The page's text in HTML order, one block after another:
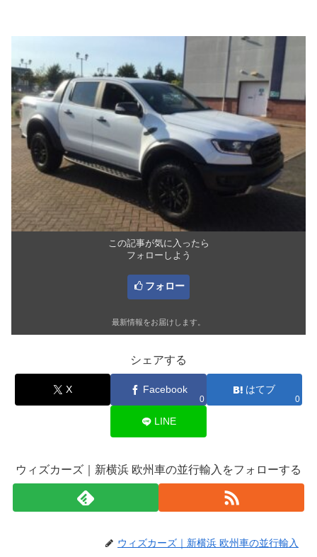
この記事が気に入ったら
フォローしよう
フォロー
最新情報をお届けします。
シェアする
X Facebook
0
はてブ
0
LINE
ウィズカーズ｜新横浜 欧州車の並行輸入をフォローする
ウィズカーズ｜新横浜 欧州車の並行輸入